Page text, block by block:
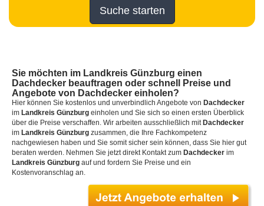
Suche starten
Sie möchten im Landkreis Günzburg einen
Dachdecker beauftragen oder schnell Preise und
Angebote von Dachdecker einholen?
Hier können Sie kostenlos und unverbindlich Angebote von Dachdecker
im Landkreis Günzburg einholen und Sie sich so einen ersten Überblick
über die Preise verschaffen. Wir arbeiten ausschließlich mit Dachdecker
im Landkreis Günzburg zusammen, die Ihre Fachkompetenz
nachgewiesen haben und Sie somit sicher sein können, dass Sie hier gut
beraten werden. Nehmen Sie jetzt direkt Kontakt zum Dachdecker im
Landkreis Günzburg auf und fordern Sie Preise und ein
Kostenvoranschlag an.